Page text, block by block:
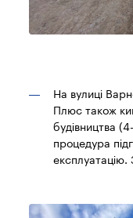
На вулиці
Плюс також
будівництва
процедура
експлуатацію.